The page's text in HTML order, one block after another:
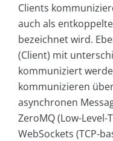
Clients
auch als
bezeichnet wird.
(Client) mit
kommuniziert
kommunizieren
asynchronen
ZeroMQ (Low-
WebSockets (TCP-